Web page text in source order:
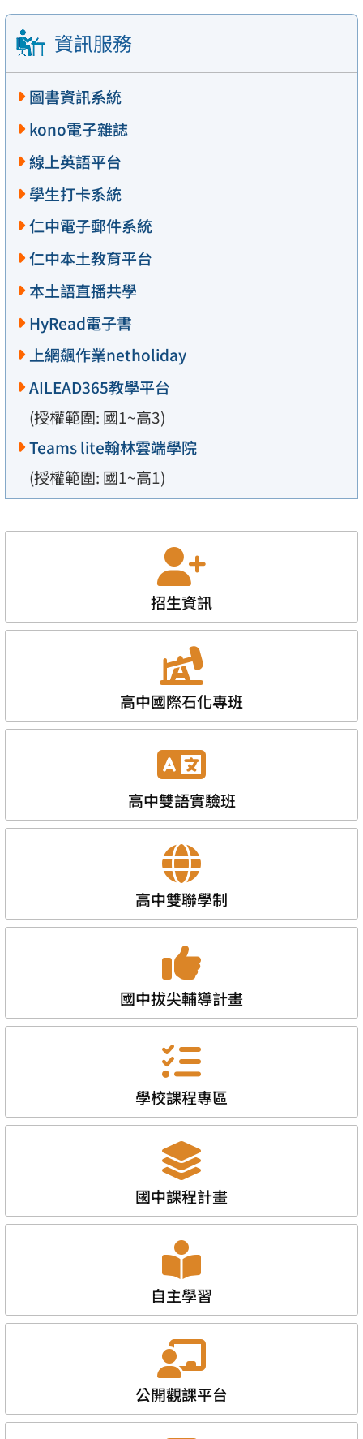
資訊服務
圖書資訊系統
kono電子雜誌
線上英語平台
學生打卡系統
仁中電子郵件系統
仁中本土教育平台
本土語直播共學
HyRead電子書
上網飆作業netholiday
AILEAD365教學平台
(授權範圍: 國1~高3)
Teams lite翰林雲端學院
(授權範圍: 國1~高1)
招生資訊
高中國際石化專班
高中雙語實驗班
高中雙聯學制
國中拔尖輔導計畫
學校課程專區
國中課程計畫
自主學習
公開觀課平台